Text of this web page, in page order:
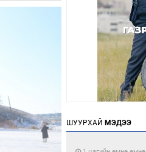
ШУУРХАЙ МЭДЭЭ